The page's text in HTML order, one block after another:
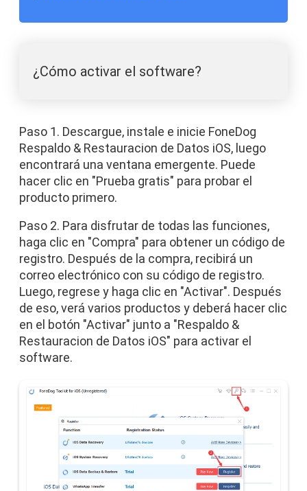
¿Cómo activar el software?
Paso 1. Descargue, instale e inicie FoneDog
Respaldo & Restauracion de Datos iOS, luego
encontrará una ventana emergente. Puede
hacer clic en "Prueba gratis" para probar el
producto primero.
Paso 2. Para disfrutar de todas las funciones,
haga clic en "Compra" para obtener un código de
registro. Después de la compra, recibirá un
correo electrónico con su código de registro.
Luego, regrese y haga clic en "Activar". Después
de eso, verá varios productos y deberá hacer clic
en el botón "Activar" junto a "Respaldo &
Restauracion de Datos iOS" para activar el
software.